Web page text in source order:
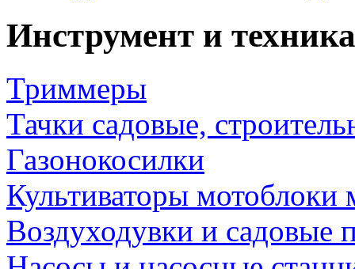
Инструмент и
Триммеры
Тачки садовые,
Газонокосилки
Культиваторы мотоблоки
Воздуходувки и садовые